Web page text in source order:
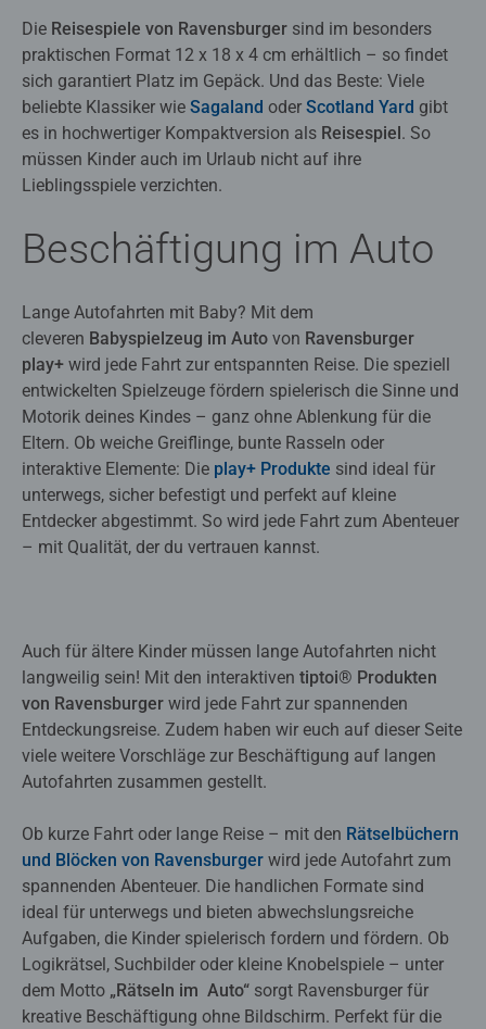
Die Reisespiele von Ravensburger sind im besonders
praktischen Format 12 x 18 x 4 cm erhältlich – so findet
sich garantiert Platz im Gepäck. Und das Beste: Viele
beliebte Klassiker wie Sagaland oder Scotland Yard gibt
es in hochwertiger Kompaktversion als Reisespiel . So
müssen Kinder auch im Urlaub nicht auf ihre
Lieblingsspiele verzichten.
Beschäftigung im Auto
Lange Autofahrten mit Baby? Mit dem
cleveren Babyspielzeug im Auto von Ravensburger
play+ wird jede Fahrt zur entspannten Reise. Die speziell
entwickelten Spielzeuge fördern spielerisch die Sinne und
Motorik deines Kindes – ganz ohne Ablenkung für die
Eltern. Ob weiche Greiflinge, bunte Rasseln oder
interaktive Elemente: Die play+ Produkte sind ideal für
unterwegs, sicher befestigt und perfekt auf kleine
Entdecker abgestimmt. So wird jede Fahrt zum Abenteuer
– mit Qualität, der du vertrauen kannst.
Auch für ältere Kinder müssen lange Autofahrten nicht
langweilig sein! Mit den interaktiven tiptoi® Produkten
von Ravensburger wird jede Fahrt zur spannenden
Entdeckungsreise. Zudem haben wir euch auf dieser Seite
viele weitere Vorschläge zur Beschäftigung auf langen
Autofahrten zusammen gestellt.
Ob kurze Fahrt oder lange Reise – mit den Rätselbüchern
und Blöcken von Ravensburger wird jede Autofahrt zum
spannenden Abenteuer. Die handlichen Formate sind
ideal für unterwegs und bieten abwechslungsreiche
Aufgaben, die Kinder spielerisch fordern und fördern. Ob
Logikrätsel, Suchbilder oder kleine Knobelspiele – unter
dem Motto „Rätseln im Auto“ sorgt Ravensburger für
kreative Beschäftigung ohne Bildschirm. Perfekt für die